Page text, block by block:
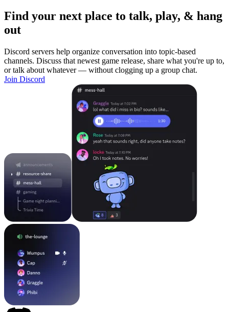
Find your next place to talk, play, & hang
out
Discord servers help organize conversation into topic-based
channels. Discuss that newest game release, share what you're up to,
or talk about whatever — without clogging up a group chat.
Join Discord